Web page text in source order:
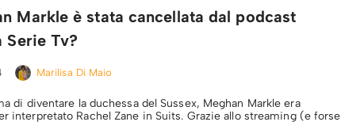
Markle è stata cancellata dal podcast
Serie Tv?
Marilisa Di Maio
di diventare la duchessa del Sussex, Meghan Markle era
interpretato Rachel Zane in Suits. Grazie allo streaming (e forse